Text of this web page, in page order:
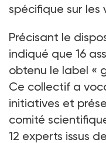
spécifique sur les
Précisant le
indiqué que 16
obtenu le label «
Ce collectif a
initiatives et
comité
12 experts issus